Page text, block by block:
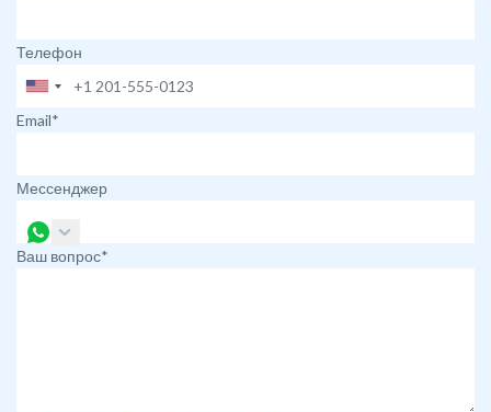
Телефон
Email*
Мессенджер
Ваш вопрос*